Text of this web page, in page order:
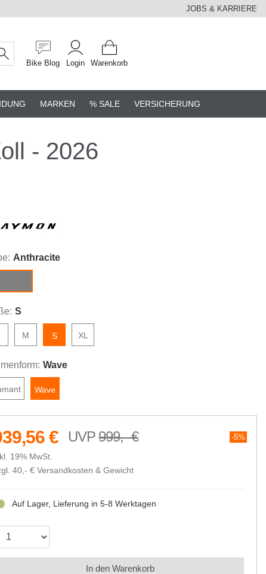
JOBS & KARRIERE
Bike Blog Login Warenkorb
MARKEN % SALE VERSICHERUNG
- 2026
Anthracite
S
M S XL
Wave
Wave
999,- € 5%
€
19% MwSt.
40,- € Versandkosten & Gewicht
Auf Lager, Lieferung in 5-8 Werktagen
In den Warenkorb